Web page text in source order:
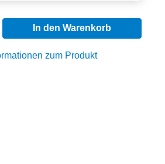
Gib den gewünschten
In den Warenkorb
zum Produkt